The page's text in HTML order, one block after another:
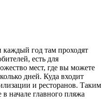
каждый год там проходят
есть для
мест, где вы можете
дней. Куда входит
и ресторанов. Таким
начале главного пляжа